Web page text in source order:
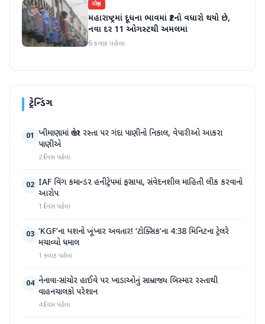
રાષ્ટ્રીય
મહારાષ્ટ્રમાં દૂધના ભાવમાં ₹2નો વધારો થયો છે,
નવા દર 11 ઓગસ્ટથી અમલમાં
6 કલાક પહેલા
ટ્રેન્ડિંગ
01 ખીમાણામાં જાહેર રસ્તા પર ગંદા પાણીનો નિકાલ, વેપારીઓ આકરા
પાણીએ
2 દિવસ પહેલા
02 IAF વિંગ કમાન્ડર હનીટ્રેપમાં ફસાયા, સંવેદનશીલ માહિતી લીક કરવાનો
આરોપ
1 દિવસ પહેલા
03 ‘KGF’ના યશનો ખૂંખાર અવતાર! ‘ટોક્સિક’ના 4:38 મિનિટના ટ્રેલરે
મચાવ્યો ધમાલ
1 કલાક પહેલા
04 નેનાવા-સાંચોર હાઈવે પર ખાડાઓનું સામ્રાજ્ય બિસ્માર રસ્તાથી
વાહનચાલકો પરેશાન
4 દિવસ પહેલા